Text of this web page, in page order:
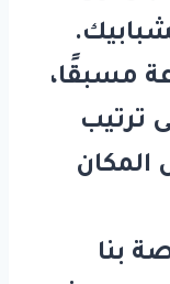
مسبقًا،
ترتيب
المكان
بنا